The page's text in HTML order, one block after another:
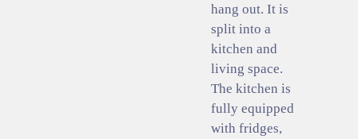
hang out. It is
split into a
kitchen and
living space.
The kitchen is
fully equipped
with fridges,